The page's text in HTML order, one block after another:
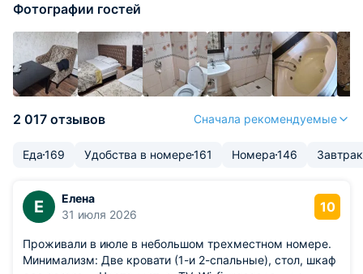
Фотографии гостей
2 017 отзывов Сначала рекомендуемые
Еда169 Удобства в номере161 Номера146 Завтрак
Е
Елена
31 июля 2026
10
Проживали в июле в небольшом трехместном номере.
Минимализм: Две кровати (1-и 2-спальные), стол, шкаф